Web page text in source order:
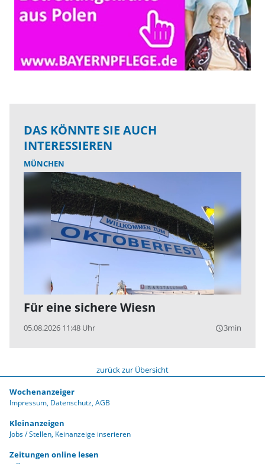
DAS KÖNNTE SIE AUCH
INTERESSIEREN
MÜNCHEN
Für eine sichere Wiesn
05.08.2026 11:48 Uhr query_builder3min
zurück zur Übersicht
Wochenanzeiger
Impressum Datenschutz AGB
Kleinanzeigen
Jobs / Stellen Keinanzeige inserieren
Zeitungen online lesen